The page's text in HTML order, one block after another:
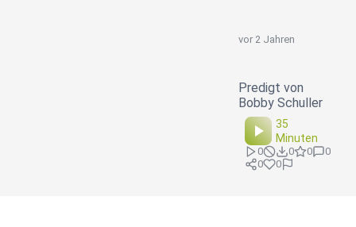
vor 2 Jahren
Predigt von
Bobby Schuller
35
Minuten
0 0 0
0
0
0